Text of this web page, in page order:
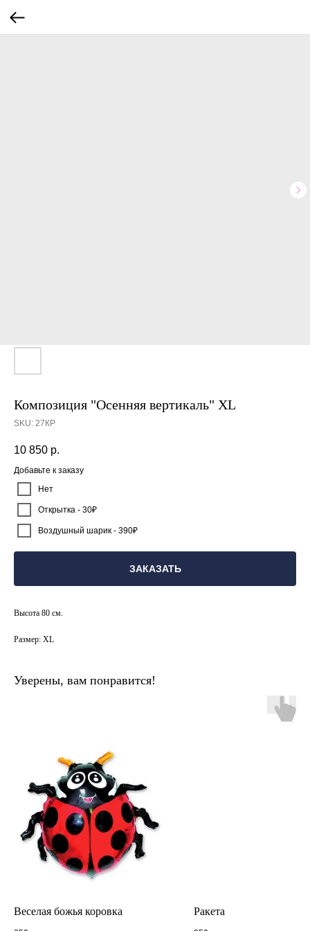
Композиция "Осенняя вертикаль" XL
SKU: 27КР
10 850 р.
Добавьте к заказу
Нет
Открытка - 30₽
Воздушный шарик - 390₽
ЗАКАЗАТЬ
Высота 80 см.
Размер: XL
Уверены, вам понравится!
Веселая божья коровка Ракета